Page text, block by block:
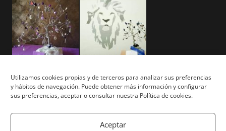
Utilizamos cookies propias y de terceros para analizar sus preferencias
y hábitos de navegación. Puede obtener más información y configurar
sus preferencias, aceptar o consultar nuestra Política de cookies.
Aceptar
Aviso Legal